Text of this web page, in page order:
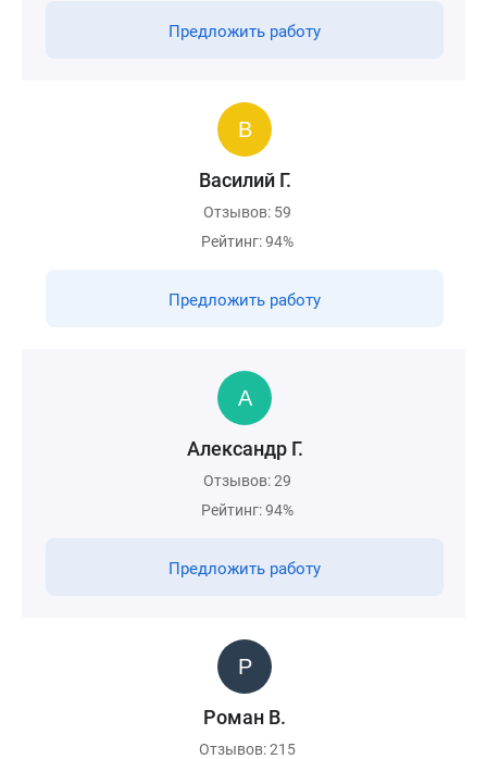
Предложить работу
Василий Г.
Отзывов: 59
Рейтинг: 94%
Предложить работу
Александр Г.
Отзывов: 29
Рейтинг: 94%
Предложить работу
Роман В.
Отзывов: 215